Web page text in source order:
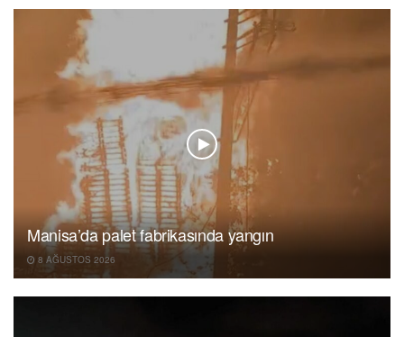
Manisa’da palet fabrikasında yangın
8 AĞUSTOS 2026